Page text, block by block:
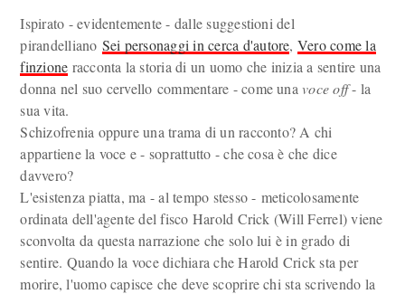
Ispirato - evidentemente - dalle suggestioni del
pirandelliano Sei personaggi in cerca d'autore, Vero come la
finzione racconta la storia di un uomo che inizia a sentire una
donna nel suo cervello commentare - come unavoce off- la
sua vita.
Schizofrenia oppure una trama di un racconto? A chi
appartiene la voce e - soprattutto - che cosa è che dice
davvero?
L'esistenza piatta, ma - al tempo stesso - meticolosamente
ordinata dell'agente del fisco Harold Crick (Will Ferrel) viene
sconvolta da questa narrazione che solo lui è in grado di
sentire. Quando la voce dichiara che Harold Crick sta per
morire, l'uomo capisce che deve scoprire chi sta scrivendo la